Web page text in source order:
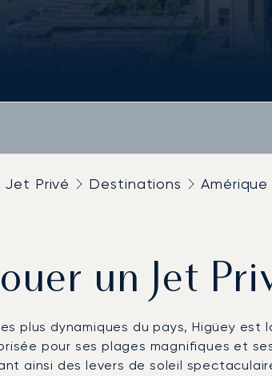
Privé Destinations
un Jet
plus dynamiques du pays, Higüey
pour ses plages magnifiques et
ainsi des levers de soleil